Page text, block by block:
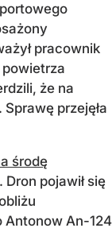
pracownik
powietrza
że na
przejęła
środę
pojawił się
Antonow An-124